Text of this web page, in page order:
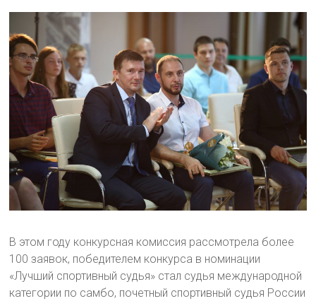
В этом году конкурсная комиссия рассмотрела более
100 заявок, победителем конкурса в номинации
«Лучший спортивный судья» стал судья международной
категории по самбо, почетный спортивный судья России